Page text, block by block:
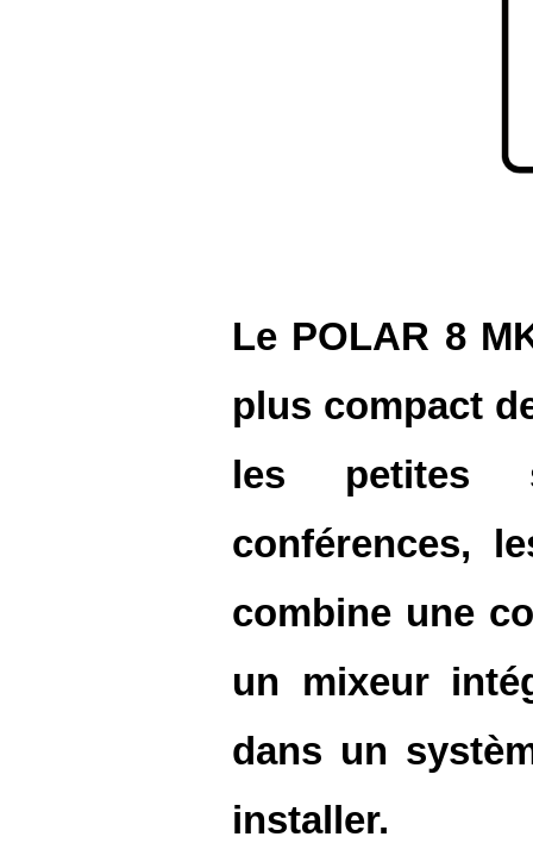
Le POLAR 8
plus compact
les petites
conférences,
combine une
un mixeur
dans un
installer.